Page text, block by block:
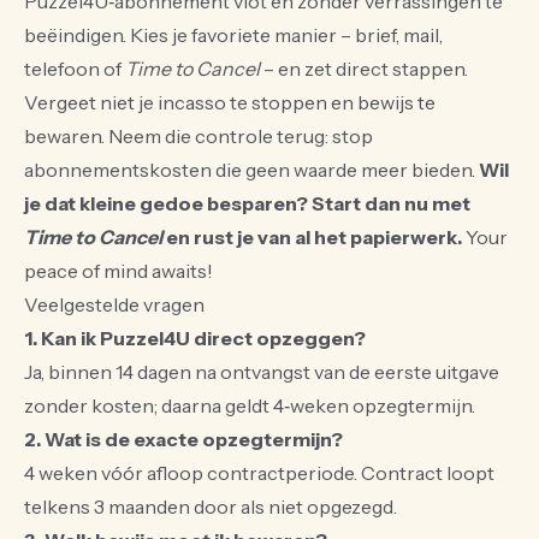
beëindigen. Kies je favoriete manier – brief, mail,
telefoon of Time to Cancel– en zet direct stappen.
Vergeet niet je incasso te stoppen en bewijs te
bewaren. Neem die controle terug: stop
abonnementskosten die geen waarde meer bieden. Wil
je dat kleine gedoe besparen? Start dan nu met
Time to Cancelen rust je van al het papierwerk.Your
peace of mind awaits!
Veelgestelde vragen
1. Kan ik Puzzel4U direct opzeggen?
Ja, binnen 14 dagen na ontvangst van de eerste uitgave
zonder kosten; daarna geldt 4‑weken opzegtermijn.
2. Wat is de exacte opzegtermijn?
4 weken vóór afloop contractperiode. Contract loopt
telkens 3 maanden door als niet opgezegd.